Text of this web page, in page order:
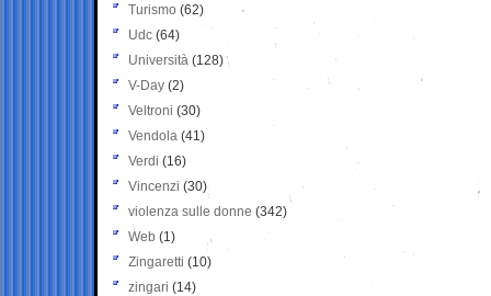
Turismo (62)
Udc (64)
Università (128)
V-Day (2)
Veltroni (30)
Vendola (41)
Verdi (16)
Vincenzi (30)
violenza sulle donne (342)
Web (1)
Zingaretti (10)
zingari (14)